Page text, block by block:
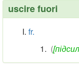
uscire fuori
fr.
(